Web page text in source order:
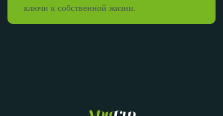
ключи к собственной жизни.